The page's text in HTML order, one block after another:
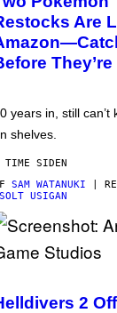
Are
years in, still can’t
shelves.
TIME SIDEN
SAM WATANUKI |
USIGAN
2